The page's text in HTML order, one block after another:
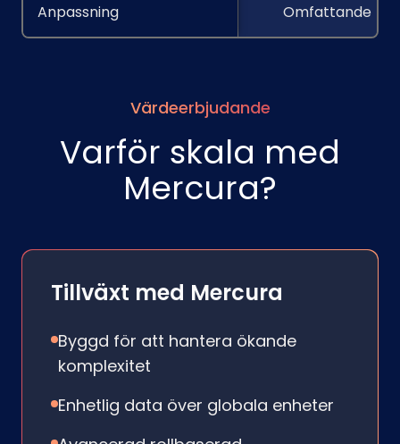
Anpassning Omfattande
Värdeerbjudande
Varför skala med
Mercura?
Tillväxt med Mercura
Byggd för att hantera ökande
komplexitet
Enhetlig data över globala enheter